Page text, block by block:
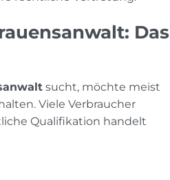
Das
sucht, möchte meist
Viele Verbraucher
Qualifikation handelt